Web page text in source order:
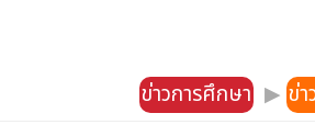
ข่าวการศึกษา ▶ ข่